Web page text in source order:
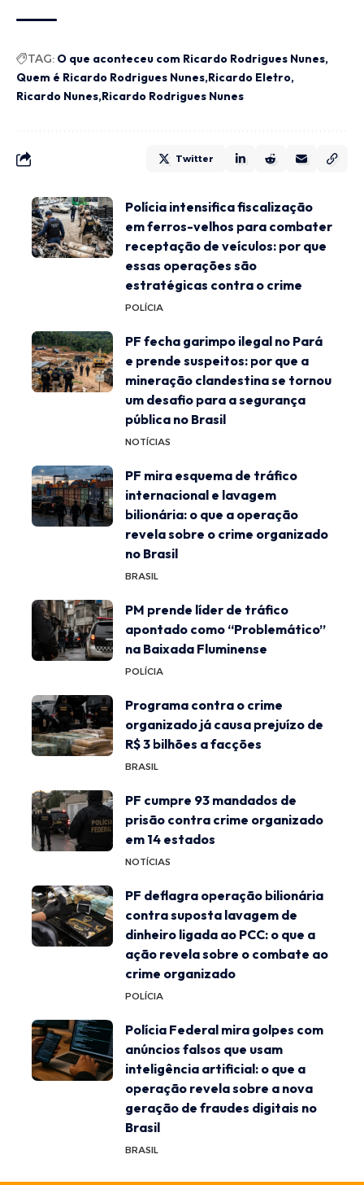
TAG: O que aconteceu com Ricardo Rodrigues Nunes
Quem é Ricardo Rodrigues Nunes Ricardo Eletro
Ricardo Nunes Ricardo Rodrigues Nunes
Twitter
Polícia intensifica fiscalização
em ferros-velhos para combater
receptação de veículos: por que
essas operações são
estratégicas contra o crime
POLÍCIA
PF fecha garimpo ilegal no Pará
e prende suspeitos: por que a
mineração clandestina se tornou
um desafio para a segurança
pública no Brasil
NOTÍCIAS
PF mira esquema de tráfico
internacional e lavagem
bilionária: o que a operação
revela sobre o crime organizado
no Brasil
BRASIL
PM prende líder de tráfico
apontado como “Problemático”
na Baixada Fluminense
POLÍCIA
Programa contra o crime
organizado já causa prejuízo de
R$ 3 bilhões a facções
BRASIL
PF cumpre 93 mandados de
prisão contra crime organizado
em 14 estados
NOTÍCIAS
PF deflagra operação bilionária
contra suposta lavagem de
dinheiro ligada ao PCC: o que a
ação revela sobre o combate ao
crime organizado
POLÍCIA
Polícia Federal mira golpes com
anúncios falsos que usam
inteligência artificial: o que a
operação revela sobre a nova
geração de fraudes digitais no
Brasil
BRASIL